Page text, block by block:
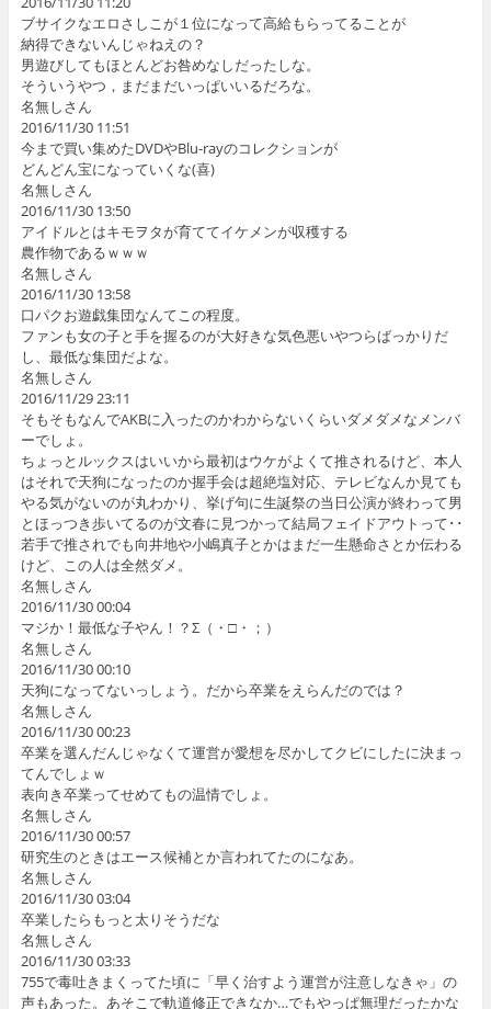
ブサイクなエロさしこが１位になって高給もらってることが
納得できないんじゃねえの？
男遊びしてもほとんどお咎めなしだったしな。
そういうやつ，まだまだいっぱいいるだろな。
名無しさん
2016/11/30 11:51
今まで買い集めたDVDやBlu-rayのコレクションが
どんどん宝になっていくな(喜)
名無しさん
2016/11/30 13:50
アイドルとはキモヲタが育ててイケメンが収穫する
農作物であるｗｗｗ
名無しさん
2016/11/30 13:58
口パクお遊戯集団なんてこの程度。
ファンも女の子と手を握るのが大好きな気色悪いやつらばっかりだ
し、最低な集団だよな。
名無しさん
2016/11/29 23:11
そもそもなんでAKBに入ったのかわからないくらいダメダメなメンバ
ーでしょ。
ちょっとルックスはいいから最初はウケがよくて推されるけど、本人
はそれで天狗になったのか握手会は超絶塩対応、テレビなんか見ても
やる気がないのが丸わかり、挙げ句に生誕祭の当日公演が終わって男
とほっつき歩いてるのが文春に見つかって結局フェイドアウトって･･
若手で推されでも向井地や小嶋真子とかはまだ一生懸命さとか伝わる
けど、この人は全然ダメ。
名無しさん
2016/11/30 00:04
マジか！最低な子やん！？Σ（・□・；）
名無しさん
2016/11/30 00:10
天狗になってないっしょう。だから卒業をえらんだのでは？
名無しさん
2016/11/30 00:23
卒業を選んだんじゃなくて運営が愛想を尽かしてクビにしたに決まっ
てんでしょｗ
表向き卒業ってせめてもの温情でしょ。
名無しさん
2016/11/30 00:57
研究生のときはエース候補とか言われてたのになあ。
名無しさん
2016/11/30 03:04
卒業したらもっと太りそうだな
名無しさん
2016/11/30 03:33
755で毒吐きまくってた頃に「早く治すよう運営が注意しなきゃ」の
声もあった。あそこで軌道修正できなか…でもやっぱ無理だったかな